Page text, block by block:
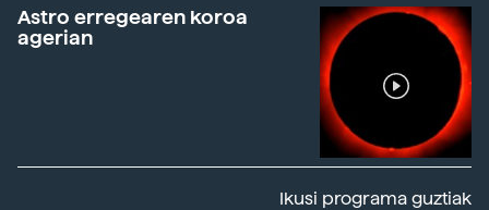
Astro erregearen koroa
agerian
Ikusi programa guztiak